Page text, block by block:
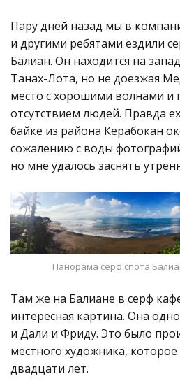
Пару дней назад мы в
и другими ребятами ездили
Балиан. Он находится на
Танах-Лота, но не доезжая
место с хорошими волнами и
отсутствием людей. Правда
байке из района Керабокан
сожалению с воды
но мне удалось заснять
Панорама серф спота
Там же на Балиане в серф
интересная картина. Она
и Дали и Фриду. Это было
местного художника,
двадцати лет.